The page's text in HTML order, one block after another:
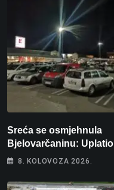
Sreća se osmjehnula
Bjelovarčaninu: Uplatio
samo 4 eura, a osvojio
8. KOLOVOZA 2026.